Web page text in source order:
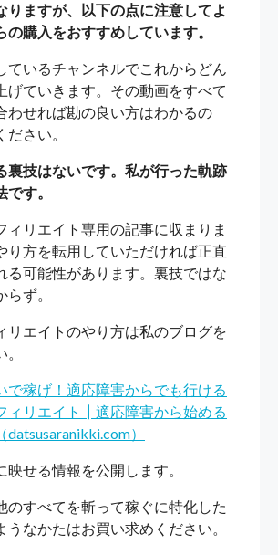
りますが、以下の点に注意してよ
の購入をおすすめしています。
いるチャンネルでこれからどん
げていきます。その動画をすべて
わせれば勘の良い方はわかるの
さい。
裏技はないです。私が行った軌跡
す。
リエイト専用の記事に収まりま
り方を転用していただければ正直
る可能性があります。裏技ではな
ず。
リエイトのやり方は私のブログを
で稼げ！適応障害からでも行ける
ィリエイト┃適応障害から始める
）
映せる情報を公開します。
のすべてを斬って稼ぐに特化した
うなかたはお買い求めください。